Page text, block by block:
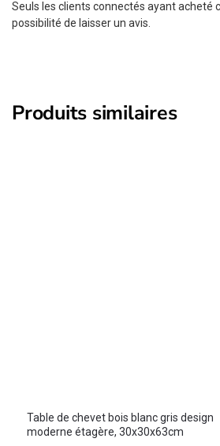
Seuls les clients connectés ayant acheté
possibilité de laisser un avis.
Produits similaires
Table de chevet bois blanc gris design
moderne étagère, 30x30x63cm